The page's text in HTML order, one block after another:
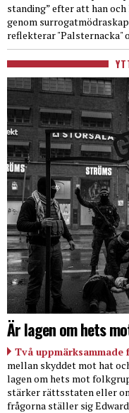
standing” efter att han
genom
reflekterar "Palsternacka"
Är lagen om hets
Två uppmärksammade
mellan skyddet mot hat
lagen om hets mot
stärker rättsstaten eller
frågorna ställer sig